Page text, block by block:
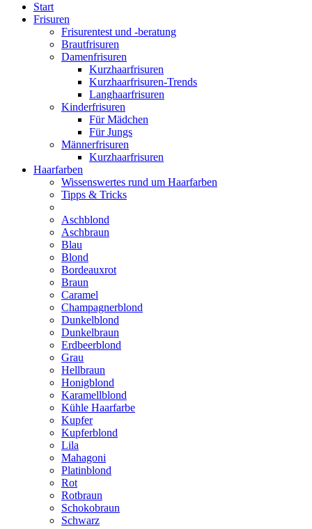
Start
Frisuren
Frisurentest und -beratung
Brautfrisuren
Damenfrisuren
Kurzhaarfrisuren
Kurzhaarfrisuren-Trends
Langhaarfrisuren
Kinderfrisuren
Für Mädchen
Für Jungs
Männerfrisuren
Kurzhaarfrisuren
Haarfarben
Wissenswertes rund um Haarfarben
Tipps & Tricks
Aschblond
Aschbraun
Blau
Blond
Bordeauxrot
Braun
Caramel
Champagnerblond
Dunkelblond
Dunkelbraun
Erdbeerblond
Grau
Hellbraun
Honigblond
Karamellblond
Kühle Haarfarbe
Kupfer
Kupferblond
Lila
Mahagoni
Platinblond
Rot
Rotbraun
Schokobraun
Schwarz